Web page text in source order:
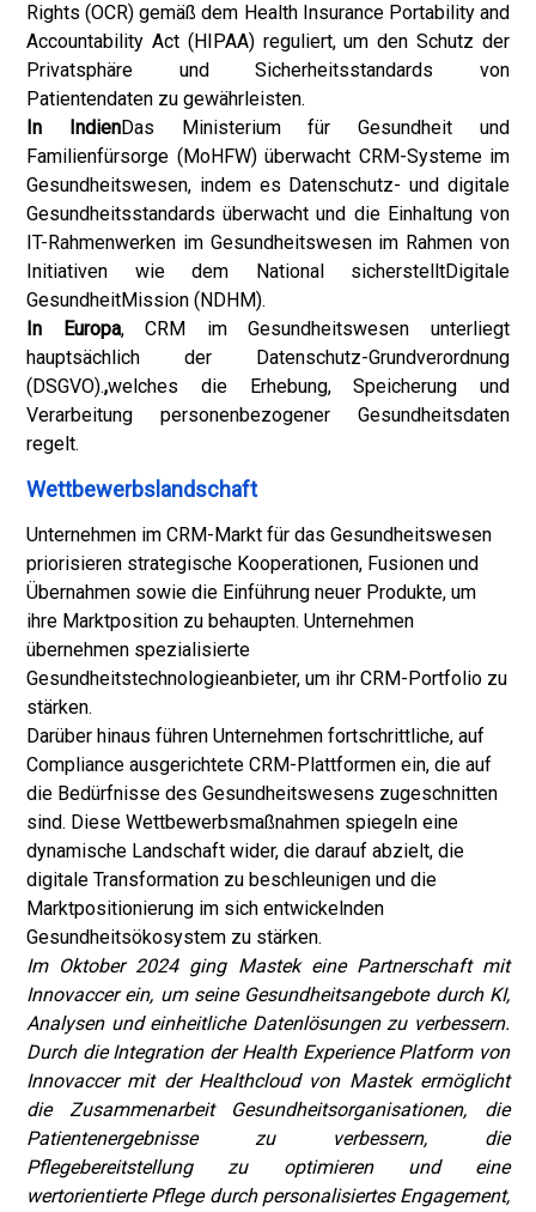
Rights (OCR) gemäß dem Health Insurance Portability and
Accountability Act (HIPAA) reguliert, um den Schutz der
Privatsphäre und Sicherheitsstandards von
Patientendaten zu gewährleisten.
In IndienDas Ministerium für Gesundheit und
Familienfürsorge (MoHFW) überwacht CRM-Systeme im
Gesundheitswesen, indem es Datenschutz- und digitale
Gesundheitsstandards überwacht und die Einhaltung von
IT-Rahmenwerken im Gesundheitswesen im Rahmen von
Initiativen wie dem National sicherstelltDigitale
GesundheitMission (NDHM).
In Europa, CRM im Gesundheitswesen unterliegt
hauptsächlich der Datenschutz-Grundverordnung
(DSGVO).,welches die Erhebung, Speicherung und
Verarbeitung personenbezogener Gesundheitsdaten
regelt.
Wettbewerbslandschaft
Unternehmen im CRM-Markt für das Gesundheitswesen
priorisieren strategische Kooperationen, Fusionen und
Übernahmen sowie die Einführung neuer Produkte, um
ihre Marktposition zu behaupten. Unternehmen
übernehmen spezialisierte
Gesundheitstechnologieanbieter, um ihr CRM-Portfolio zu
stärken.
Darüber hinaus führen Unternehmen fortschrittliche, auf
Compliance ausgerichtete CRM-Plattformen ein, die auf
die Bedürfnisse des Gesundheitswesens zugeschnitten
sind. Diese Wettbewerbsmaßnahmen spiegeln eine
dynamische Landschaft wider, die darauf abzielt, die
digitale Transformation zu beschleunigen und die
Marktpositionierung im sich entwickelnden
Gesundheitsökosystem zu stärken.
Im Oktober 2024 ging Mastek eine Partnerschaft mit
Innovaccer ein, um seine Gesundheitsangebote durch KI,
Analysen und einheitliche Datenlösungen zu verbessern.
Durch die Integration der Health Experience Platform von
Innovaccer mit der Healthcloud von Mastek ermöglicht
die Zusammenarbeit Gesundheitsorganisationen, die
Patientenergebnisse zu verbessern, die
Pflegebereitstellung zu optimieren und eine
wertorientierte Pflege durch personalisiertes Engagement,